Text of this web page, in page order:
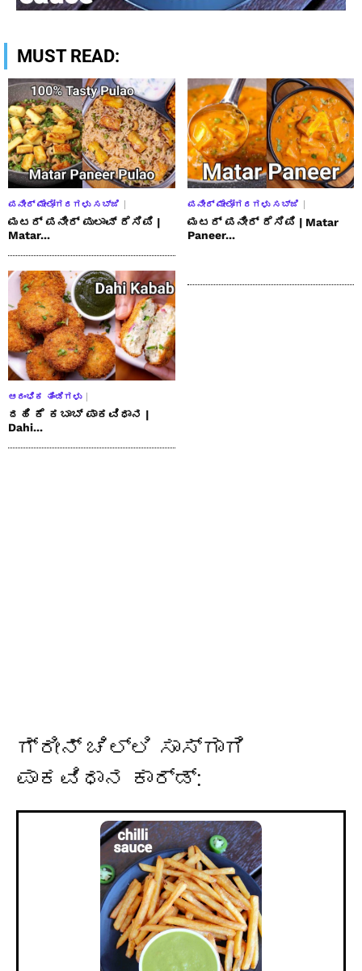
MUST READ:
ಪನೀರ್ ಮೇಲೋಗರಗಳು ಸಬ್ಜಿ
ಮಟರ್ ಪನೀರ್ ಪುಲಾವ್ ರೆಸಿಪಿ |
Matar...
ಪನೀರ್ ಮೇಲೋಗರಗಳು ಸಬ್ಜಿ
ಮಟರ್ ಪನೀರ್ ರೆಸಿಪಿ | Matar
Paneer...
ಆರಂಭಿಕ ತಿಂಡಿಗಳು
ದಹಿ ಕೆ ಕಬಾಬ್ ಪಾಕವಿಧಾನ |
Dahi...
ಗ್ರೀನ್ ಚಿಲ್ಲಿ ಸಾಸ್‌ಗಾಗಿ
ಪಾಕವಿಧಾನ ಕಾರ್ಡ್: